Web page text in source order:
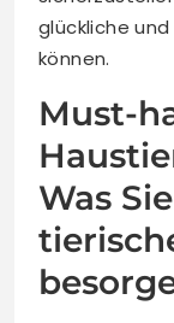
glückliche
können.
Must-
Was